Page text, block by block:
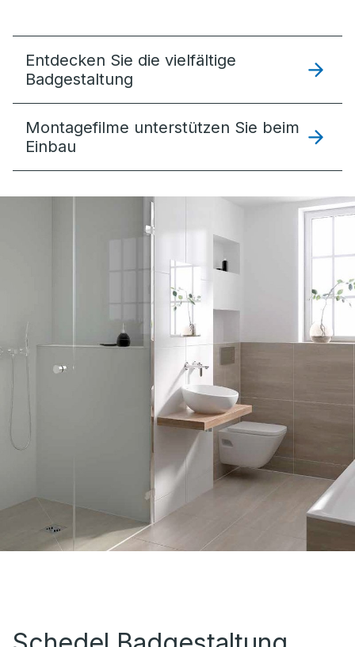
Entdecken Sie die vielfältige
Badgestaltung
Montagefilme unterstützen Sie beim
Einbau